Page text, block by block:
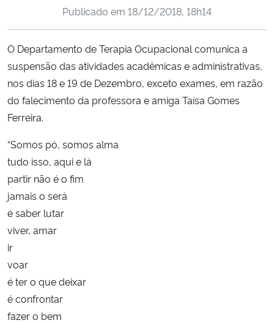
Ministério da Cidadania
Ministério de Minas e Energia
Ministério da Ciência, Tecnologia, Inovações e Comunicações
Ministério do Meio Ambiente
Ministério do Desenvolvimento Regional
Controladoria-Geral da União
Ministério da Mulher, da Família e dos Direitos Humanos
Secretaria-Geral
Publicado em 18/12/2018, 18h14
O Departamento de Terapia Ocupacional comunica a
suspensão das atividades acadêmicas e administrativas,
nos dias 18 e 19 de Dezembro, exceto exames, em razão
do falecimento da professora e amiga Taísa Gomes
Ferreira.
“Somos pó, somos alma
tudo isso, aqui e lá
partir não é o fim
jamais o será
é saber lutar
viver, amar
ir
voar
é ter o que deixar
é confrontar
fazer o bem